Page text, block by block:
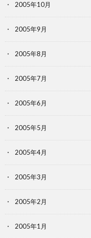
2005年10月
2005年9月
2005年8月
2005年7月
2005年6月
2005年5月
2005年4月
2005年3月
2005年2月
2005年1月